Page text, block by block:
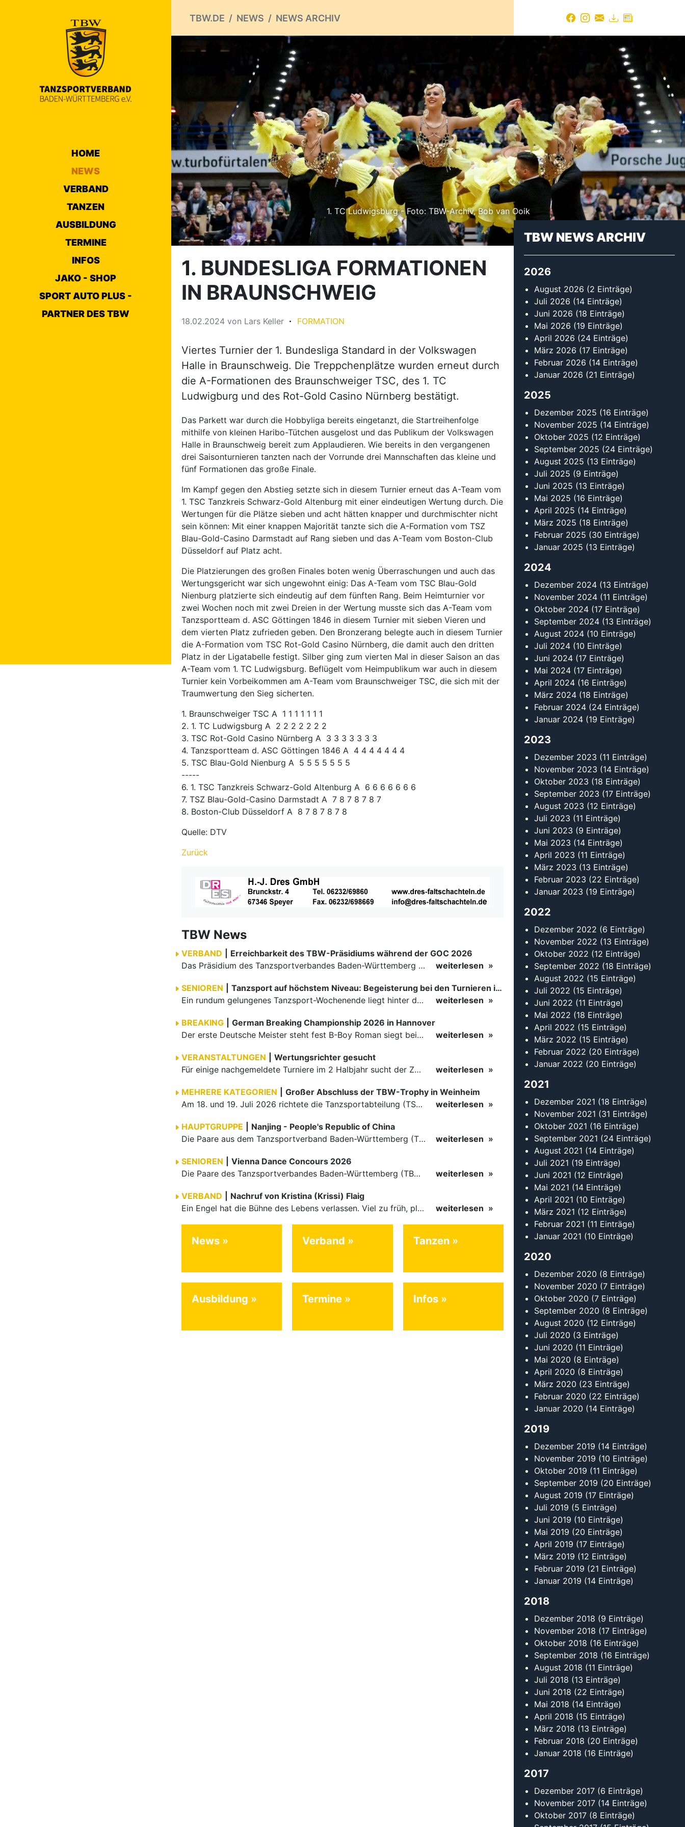
HOME
NEWS
VERBAND
TANZEN
AUSBILDUNG
TERMINE
INFOS
JAKO - SHOP
SPORT AUTO PLUS -
PARTNER DES TBW
TBW.DE NEWS NEWS ARCHIV
1. TC Ludwigsburg - Foto: TBW-Archiv, Bob van Ooik
1. BUNDESLIGA FORMATIONEN
IN BRAUNSCHWEIG
18.02.2024 von Lars Keller FORMATION
Viertes Turnier der 1. Bundesliga Standard in der Volkswagen
Halle in Braunschweig. Die Treppchenplätze wurden erneut durch
die A-Formationen des Braunschweiger TSC, des 1. TC
Ludwigburg und des Rot-Gold Casino Nürnberg bestätigt.
Das Parkett war durch die Hobbyliga bereits eingetanzt, die Startreihenfolge
mithilfe von kleinen Haribo-Tütchen ausgelost und das Publikum der Volkswagen
Halle in Braunschweig bereit zum Applaudieren. Wie bereits in den vergangenen
drei Saisonturnieren tanzten nach der Vorrunde drei Mannschaften das kleine und
fünf Formationen das große Finale.
Im Kampf gegen den Abstieg setzte sich in diesem Turnier erneut das A-Team vom
1. TSC Tanzkreis Schwarz-Gold Altenburg mit einer eindeutigen Wertung durch. Die
Wertungen für die Plätze sieben und acht hätten knapper und durchmischter nicht
sein können: Mit einer knappen Majorität tanzte sich die A-Formation vom TSZ
Blau-Gold-Casino Darmstadt auf Rang sieben und das A-Team vom Boston-Club
Düsseldorf auf Platz acht.
Die Platzierungen des großen Finales boten wenig Überraschungen und auch das
Wertungsgericht war sich ungewohnt einig: Das A-Team vom TSC Blau-Gold
Nienburg platzierte sich eindeutig auf dem fünften Rang. Beim Heimturnier vor
zwei Wochen noch mit zwei Dreien in der Wertung musste sich das A-Team vom
Tanzsportteam d. ASC Göttingen 1846 in diesem Turnier mit sieben Vieren und
dem vierten Platz zufrieden geben. Den Bronzerang belegte auch in diesem Turnier
die A-Formation vom TSC Rot-Gold Casino Nürnberg, die damit auch den dritten
Platz in der Ligatabelle festigt. Silber ging zum vierten Mal in dieser Saison an das
A-Team vom 1. TC Ludwigsburg. Beflügelt vom Heimpublikum war auch in diesem
Turnier kein Vorbeikommen am A-Team vom Braunschweiger TSC, die sich mit der
Traumwertung den Sieg sicherten.
1. Braunschweiger TSC A 1 1 1 1 1 1 1
2. 1. TC Ludwigsburg A 2 2 2 2 2 2 2
3. TSC Rot-Gold Casino Nürnberg A 3 3 3 3 3 3 3
4. Tanzsportteam d. ASC Göttingen 1846 A 4 4 4 4 4 4 4
5. TSC Blau-Gold Nienburg A 5 5 5 5 5 5 5
-----
6. 1. TSC Tanzkreis Schwarz-Gold Altenburg A 6 6 6 6 6 6 6
7. TSZ Blau-Gold-Casino Darmstadt A 7 8 7 8 7 8 7
8. Boston-Club Düsseldorf A 8 7 8 7 8 7 8
Quelle: DTV
Zurück
TBW News
VERBAND
Erreichbarkeit des TBW-Präsidiums während der GOC 2026
Das Präsidium des Tanzsportverbandes Baden-Württemberg (TBW) ist in der Zeit vom 09.08.2026 bis einschließlich 16.08.2026 nicht erreichbar. Da alle Präsidiumsmitglieder vor Ort bei den German Open…
weiterlesen
SENIOREN
Tanzsport auf höchstem Niveau: Begeisterung bei den Turnieren in…
Ein rundum gelungenes Tanzsport-Wochenende liegt hinter den Paaren und Organisatoren in Enzklösterle. Am 1. und 2. August 2026 verwandelte sich die Festhalle wieder in einen lebendigen Mittelpunkt des…
weiterlesen
BREAKING
German Breaking Championship 2026 in Hannover
Der erste Deutsche Meister steht fest B-Boy Roman siegt bei den Juniors
weiterlesen
VERANSTALTUNGEN
Wertungsrichter gesucht
Für einige nachgemeldete Turniere im 2 Halbjahr sucht der ZWE noch Wertungsrichter.
weiterlesen
MEHRERE KATEGORIEN
Großer Abschluss der TBW-Trophy in Weinheim
Am 18. und 19. Juli 2026 richtete die Tanzsportabteilung (TSA) der TSG 1862 Weinheim das Abschlussturnier der diesjährigen TBW-Trophy-Serie aus. Zum traditionellen Saisonfinale kamen rund 400 Starts über…
weiterlesen
HAUPTGRUPPE
Nanjing - People's Republic of China
Die Paare aus dem Tanzsportverband Baden-Württemberg (TBW) haben beim hochklassig besetzten WDSF GrandSlam im chinesischen Nanjing wieder einmal auf internationalem Top-Niveau geglänzt. Das…
weiterlesen
SENIOREN
Vienna Dance Concours 2026
Die Paare des Tanzsportverbandes Baden-Württemberg (TBW) glänzten auf dem internationalen Parkett des Vienna Dance Concourse 2026 im Wiener Rathaus mit hervorragenden Platzierungen Ergebnisse unter: …
weiterlesen
VERBAND
Nachruf von Kristina (Krissi) Flaig
Ein Engel hat die Bühne des Lebens verlassen. Viel zu früh, plötzlich und für uns alle unfassbar, wurde unsere geliebte Kristina (Krissi) Flaig im Alter von 36 Jahren aus dem Leben gerissen. Das Tanzen…
weiterlesen
News Verband Tanzen
Ausbildung Termine Infos
TBW NEWS ARCHIV
2026
August 2026 (2 Einträge)
Juli 2026 (14 Einträge)
Juni 2026 (18 Einträge)
Mai 2026 (19 Einträge)
April 2026 (24 Einträge)
März 2026 (17 Einträge)
Februar 2026 (14 Einträge)
Januar 2026 (21 Einträge)
2025
Dezember 2025 (16 Einträge)
November 2025 (14 Einträge)
Oktober 2025 (12 Einträge)
September 2025 (24 Einträge)
August 2025 (13 Einträge)
Juli 2025 (9 Einträge)
Juni 2025 (13 Einträge)
Mai 2025 (16 Einträge)
April 2025 (14 Einträge)
März 2025 (18 Einträge)
Februar 2025 (30 Einträge)
Januar 2025 (13 Einträge)
2024
Dezember 2024 (13 Einträge)
November 2024 (11 Einträge)
Oktober 2024 (17 Einträge)
September 2024 (13 Einträge)
August 2024 (10 Einträge)
Juli 2024 (10 Einträge)
Juni 2024 (17 Einträge)
Mai 2024 (17 Einträge)
April 2024 (16 Einträge)
März 2024 (18 Einträge)
Februar 2024 (24 Einträge)
Januar 2024 (19 Einträge)
2023
Dezember 2023 (11 Einträge)
November 2023 (14 Einträge)
Oktober 2023 (18 Einträge)
September 2023 (17 Einträge)
August 2023 (12 Einträge)
Juli 2023 (11 Einträge)
Juni 2023 (9 Einträge)
Mai 2023 (14 Einträge)
April 2023 (11 Einträge)
März 2023 (13 Einträge)
Februar 2023 (22 Einträge)
Januar 2023 (19 Einträge)
2022
Dezember 2022 (6 Einträge)
November 2022 (13 Einträge)
Oktober 2022 (12 Einträge)
September 2022 (18 Einträge)
August 2022 (15 Einträge)
Juli 2022 (15 Einträge)
Juni 2022 (11 Einträge)
Mai 2022 (18 Einträge)
April 2022 (15 Einträge)
März 2022 (15 Einträge)
Februar 2022 (20 Einträge)
Januar 2022 (20 Einträge)
2021
Dezember 2021 (18 Einträge)
November 2021 (31 Einträge)
Oktober 2021 (16 Einträge)
September 2021 (24 Einträge)
August 2021 (14 Einträge)
Juli 2021 (19 Einträge)
Juni 2021 (12 Einträge)
Mai 2021 (14 Einträge)
April 2021 (10 Einträge)
März 2021 (12 Einträge)
Februar 2021 (11 Einträge)
Januar 2021 (10 Einträge)
2020
Dezember 2020 (8 Einträge)
November 2020 (7 Einträge)
Oktober 2020 (7 Einträge)
September 2020 (8 Einträge)
August 2020 (12 Einträge)
Juli 2020 (3 Einträge)
Juni 2020 (11 Einträge)
Mai 2020 (8 Einträge)
April 2020 (8 Einträge)
März 2020 (23 Einträge)
Februar 2020 (22 Einträge)
Januar 2020 (14 Einträge)
2019
Dezember 2019 (14 Einträge)
November 2019 (10 Einträge)
Oktober 2019 (11 Einträge)
September 2019 (20 Einträge)
August 2019 (17 Einträge)
Juli 2019 (5 Einträge)
Juni 2019 (10 Einträge)
Mai 2019 (20 Einträge)
April 2019 (17 Einträge)
März 2019 (12 Einträge)
Februar 2019 (21 Einträge)
Januar 2019 (14 Einträge)
2018
Dezember 2018 (9 Einträge)
November 2018 (17 Einträge)
Oktober 2018 (16 Einträge)
September 2018 (16 Einträge)
August 2018 (11 Einträge)
Juli 2018 (13 Einträge)
Juni 2018 (22 Einträge)
Mai 2018 (14 Einträge)
April 2018 (15 Einträge)
März 2018 (13 Einträge)
Februar 2018 (20 Einträge)
Januar 2018 (16 Einträge)
2017
Dezember 2017 (6 Einträge)
November 2017 (14 Einträge)
Oktober 2017 (8 Einträge)